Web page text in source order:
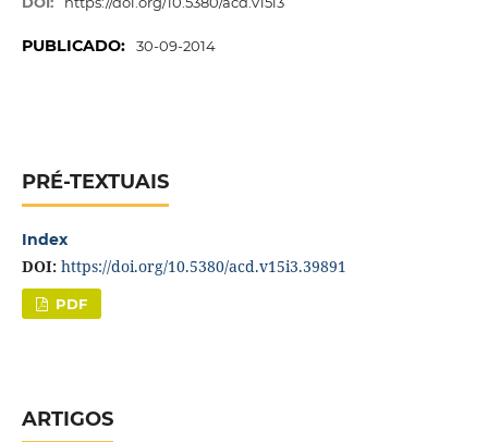
PUBLICADO: 30-09-2014
PRÉ-TEXTUAIS
Index
DOI: https://doi.org/10.5380/acd.v15i3.39891
PDF
ARTIGOS